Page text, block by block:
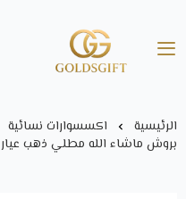
Gold's GIFT
الرئيسية اكسسوارات نسائية
بروش ماشاء الله مطلي ذهب عيار 21 بإسم